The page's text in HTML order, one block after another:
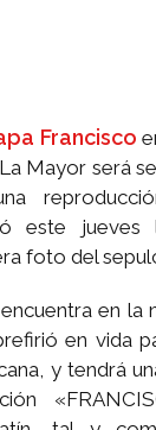
Francisco
Mayor será
este
foto del
en la
en vida
y tendrá